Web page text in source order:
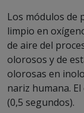
Los módulos de
limpio en
de aire del
olorosos y de
olorosas en
nariz humana.
(0,5 segundos).